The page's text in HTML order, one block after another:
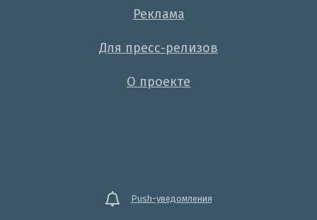
Реклама
Для пресс-релизов
О проекте
Push-уведомления